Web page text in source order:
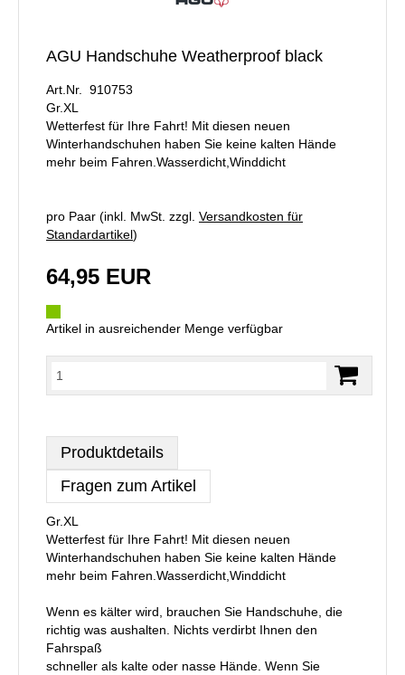
AGU Handschuhe Weatherproof black
Art.Nr. 910753
Gr.XL
Wetterfest für Ihre Fahrt! Mit diesen neuen
Winterhandschuhen haben Sie keine kalten Hände
mehr beim Fahren.Wasserdicht,Winddicht
pro Paar (inkl. MwSt. zzgl. Versandkosten für
Standardartikel)
64,95 EUR
Artikel in ausreichender Menge verfügbar
Produktdetails
Fragen zum Artikel
Gr.XL
Wetterfest für Ihre Fahrt! Mit diesen neuen
Winterhandschuhen haben Sie keine kalten Hände
mehr beim Fahren.Wasserdicht,Winddicht
Wenn es kälter wird, brauchen Sie Handschuhe, die
richtig was aushalten. Nichts verdirbt Ihnen den
Fahrspaß
schneller als kalte oder nasse Hände. Wenn Sie